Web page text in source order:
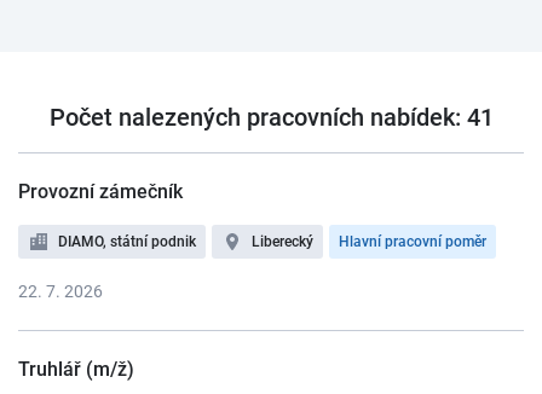
Počet nalezených pracovních nabídek: 41
Provozní zámečník
DIAMO, státní podnik Liberecký Hlavní pracovní poměr
22. 7. 2026
Truhlář (m/ž)